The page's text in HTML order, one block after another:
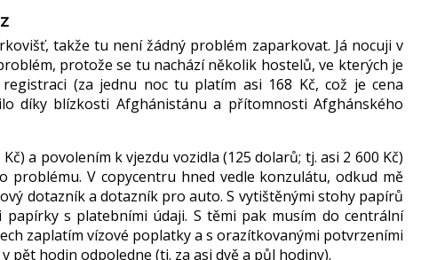
takže tu není žádný problém zaparkovat. Já nocuji v
protože se tu nachází několik hostelů, ve kterých je
(za jednu noc tu platím asi 168 Kč, což je cena
díky blízkosti Afghánistánu a přítomnosti Afghánského
a povolením k vjezdu vozidla (125 dolarů; tj. asi 2 600 Kč)
problému. V copycentru hned vedle konzulátu, odkud mě
dotazník a dotazník pro auto. S vytištěnými stohy papírů
s platebními údaji. S těmi pak musím do centrální
zaplatím vízové poplatky a s orazítkovanými potvrzeními
pět hodin odpoledne (tj. za asi dvě a půl hodiny).